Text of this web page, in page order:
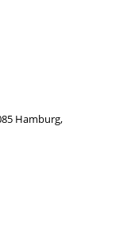
Hamburg,